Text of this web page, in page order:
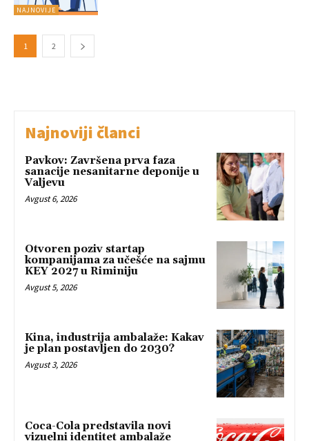
NAJNOVIJE
1 2
Najnoviji članci
Pavkov: Završena prva faza
sanacije nesanitarne deponije u
Valjevu
Avgust 6, 2026
Otvoren poziv startap
kompanijama za učešće na sajmu
KEY 2027 u Riminiju
Avgust 5, 2026
Kina, industrija ambalaže: Kakav
je plan postavljen do 2030?
Avgust 3, 2026
Coca-Cola predstavila novi
vizuelni identitet ambalaže